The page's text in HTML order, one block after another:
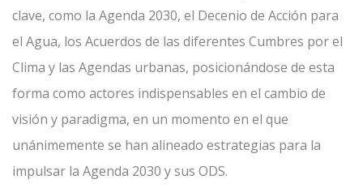
clave, como la Agenda 2030, el Decenio de Acción para
el Agua, los Acuerdos de las diferentes Cumbres por el
Clima y las Agendas urbanas, posicionándose de esta
forma como actores indispensables en el cambio de
visión y paradigma, en un momento en el que
unánimemente se han alineado estrategias para la
impulsar la Agenda 2030 y sus ODS.